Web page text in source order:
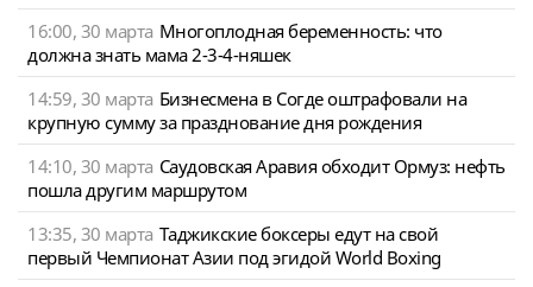
16:00, 30 марта Многоплодная беременность: что
должна знать мама 2-3-4-няшек
14:59, 30 марта Бизнесмена в Согде оштрафовали на
крупную сумму за празднование дня рождения
14:10, 30 марта Саудовская Аравия обходит Ормуз: нефть
пошла другим маршрутом
13:35, 30 марта Таджикские боксеры едут на свой
первый Чемпионат Азии под эгидой World Boxing